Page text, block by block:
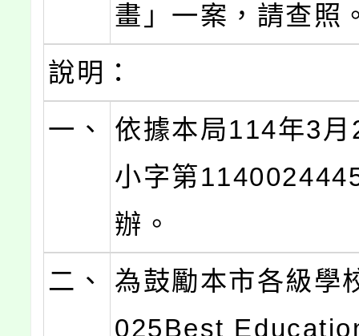
畫」一案，請查照
說明：
一、
依據本局114年3
小字第
辦。
二、
為鼓勵本市各級學
025Best